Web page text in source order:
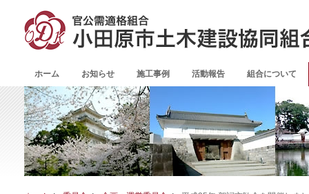
ホーム お知らせ 施工事例 活動報告 組合について